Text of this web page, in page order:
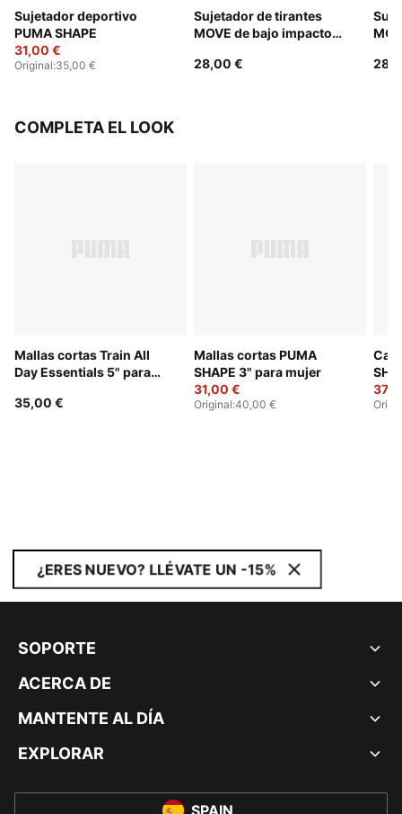
Sujetador deportivo
PUMA SHAPE
31,00 €
Original:35,00 €
Sujetador de tirantes
MOVE de bajo impacto
28,00 €
COMPLETA EL LOOK
Mallas cortas Train All
Day Essentials 5" para
35,00 €
Mallas cortas PUMA
SHAPE 3" para mujer
31,00 €
Original:40,00 €
¿ERES NUEVO? LLÉVATE UN -15%
SOPORTE
ACERCA DE
MANTENTE AL DÍA
EXPLORAR
SPAIN